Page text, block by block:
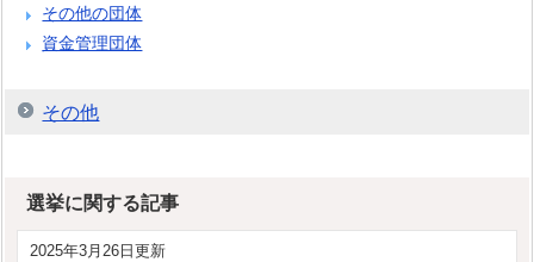
その他の団体
資金管理団体
その他
選挙に関する記事
2025年3月26日更新